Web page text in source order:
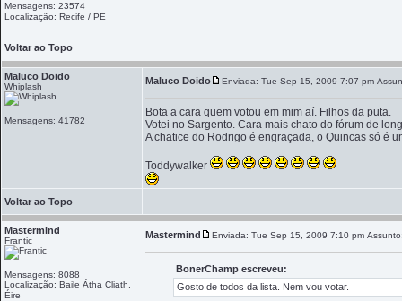
Mensagens: 23574
Localização: Recife / PE
Voltar ao Topo
Maluco Doido
Whiplash
Mensagens: 41782
Maluco Doido Enviada: Tue Sep 15, 2009 7:07 pm
Bota a cara quem votou em mim aí. Filhos da puta.
Votei no Sargento. Cara mais chato do fórum de
A chatice do Rodrigo é engraçada, o Quincas só é
Toddywalker
Voltar ao Topo
Mastermind
Frantic
Mensagens: 8088
Localização: Baile Átha Cliath,
Éire
Mastermind Enviada: Tue Sep 15, 2009 7:10 pm
BonerChamp escreveu:
Gosto de todos da lista. Nem vou votar.